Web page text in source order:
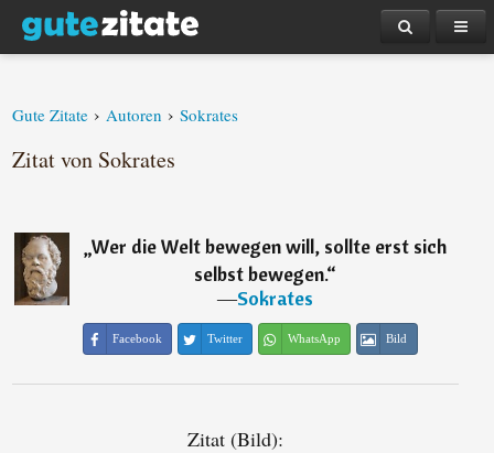
Gute Zitate › Autoren › Sokrates
Zitat von Sokrates
„Wer die Welt bewegen will, sollte erst sich
selbst bewegen.“
―Sokrates
Facebook Twitter WhatsApp Bild
Zitat (Bild):